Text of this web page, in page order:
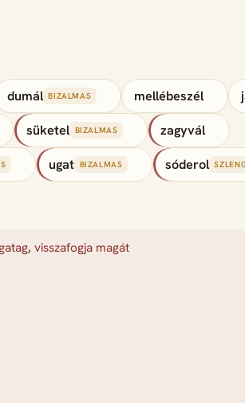
dumál BIZALMAS mellébeszél
süketel BIZALMAS zagyvál
ugat BIZALMAS sóderol
,visszafogja magát